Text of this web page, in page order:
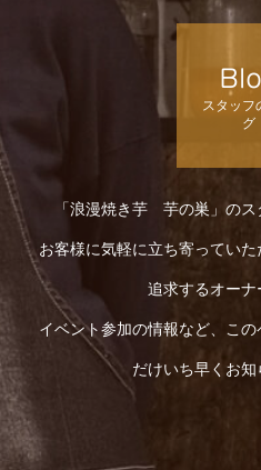
スタッフ
グ
「浪漫焼き芋 芋の巣」のス
お客様に気軽に立ち寄ってい
追求するオーナ
イベント参加の情報など、こ
だけいち早くお知